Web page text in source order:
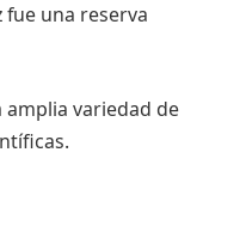
fue una reserva
variedad de